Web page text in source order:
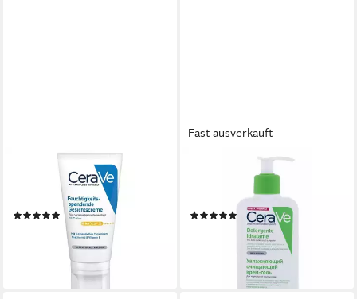
Tagescreme Moisturizing
Face Cream SPF30
(2)
ab 24,46 €
(470,38 €/ 1 l)
lieferbar - in 9-11 Werktagen bei
Fast ausverkauft
Gesichts-Reinigungsmilch
Hydrating Cleanser w/Pump
(2)
lieferbar - in 3-4 Werktagen bei dir